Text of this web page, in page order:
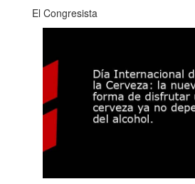
El Congresista